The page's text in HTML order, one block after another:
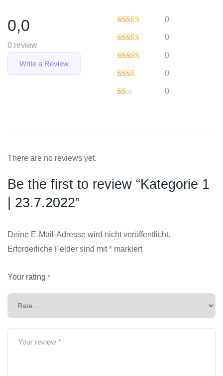
0,0
0 review
Write a Review
0
0
0
0
0
There are no reviews yet.
Be the first to review “Kategorie 1
| 23.7.2022”
Deine E-Mail-Adresse wird nicht veröffentlicht.
Erforderliche Felder sind mit* markiert
Your rating *